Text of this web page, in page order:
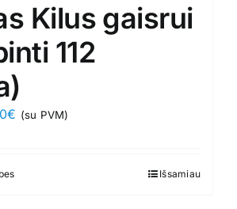
Kilus gaisrui
112
€ Price
(su PVM)
This
Išsamiau